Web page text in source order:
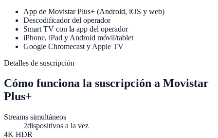
App de Movistar Plus+ (Android, iOS y web)
Descodificador del operador
Smart TV con la app del operador
iPhone, iPad y Android móvil/tablet
Google Chromecast y Apple TV
Detalles de suscripción
Cómo funciona la suscripción a Movistar
Plus+
Streams simultáneos
2dispositivos a la vez
4K HDR